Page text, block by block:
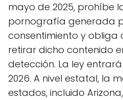
mayo de 2025, prohíbe
pornografía generada
consentimiento y
retirar dicho contenido
detección. La ley
2026. A nivel estatal, la
estados, incluido